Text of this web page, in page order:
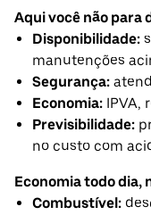
Aqui você não para
Disponibilidade:
manutenções
Segurança:
Economia: IPVA,
Previsibilidade:
no custo com
Economia todo dia,
Combustível: